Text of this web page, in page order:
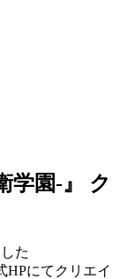
学園-』 ク
た
HPにてクリエイ